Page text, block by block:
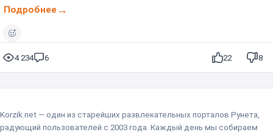
Подробнее
4 234 6 22 8
Korzik.net — один из старейших развлекательных порталов Рунета,
радующий пользователей с 2003 года. Каждый день мы собираем